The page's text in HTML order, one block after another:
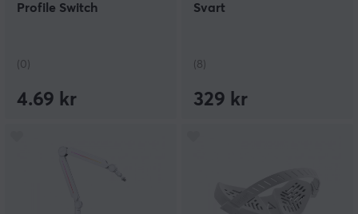
Profile Switch
(0)
4.69 kr
Svart
(8)
329 kr